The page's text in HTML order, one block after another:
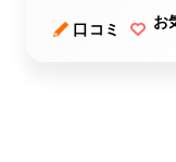
口コミ
お